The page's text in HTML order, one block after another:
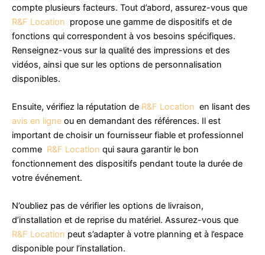
compte plusieurs facteurs. Tout d’abord, assurez-vous que
R&F Location propose une gamme de dispositifs et de
fonctions qui correspondent à vos besoins spécifiques.
Renseignez-vous sur la qualité des impressions et des
vidéos, ainsi que sur les options de personnalisation
disponibles.
Ensuite, vérifiez la réputation de R&F Location en lisant des
avis en ligne ou en demandant des références. Il est
important de choisir un fournisseur fiable et professionnel
comme R&F Location qui saura garantir le bon
fonctionnement des dispositifs pendant toute la durée de
votre événement.
N’oubliez pas de vérifier les options de livraison,
d’installation et de reprise du matériel. Assurez-vous que
R&F Location peut s’adapter à votre planning et à l’espace
disponible pour l’installation.